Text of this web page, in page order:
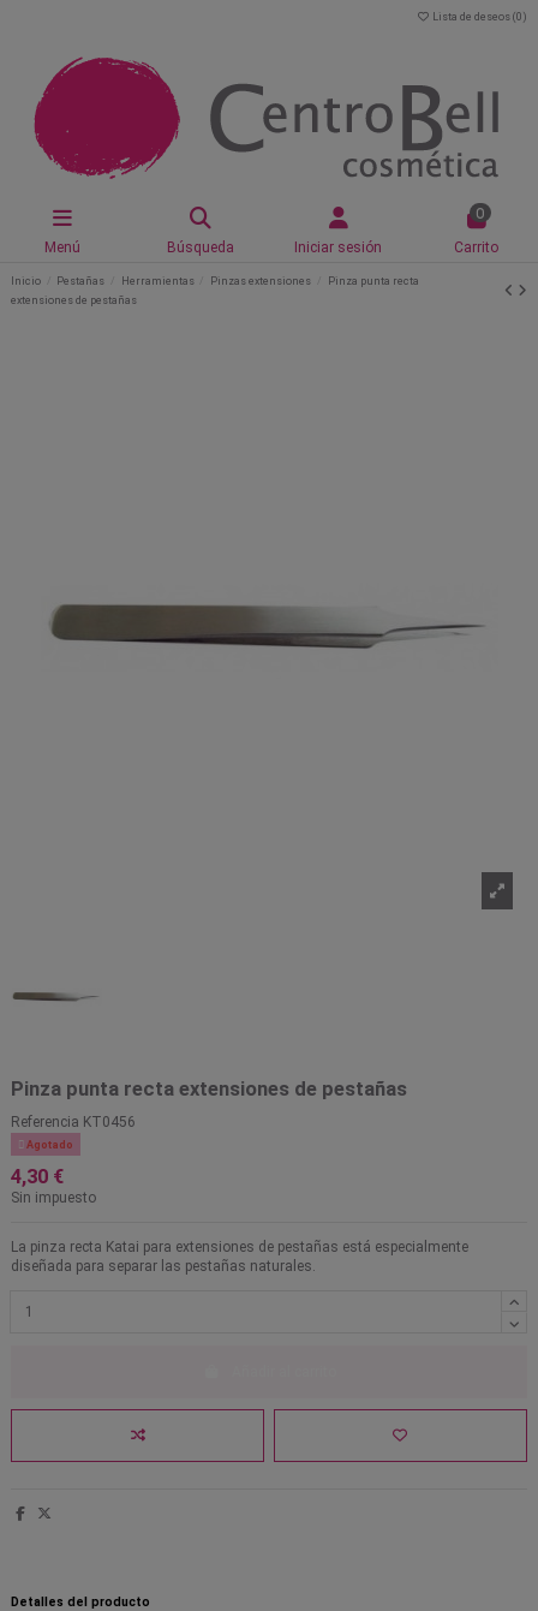
Lista de deseos (0 )
Menú Búsqueda Iniciar sesión
0
Carrito
Inicio Pestañas Herramientas Pinzas extensiones
Pinza punta recta
extensiones de pestañas
Pinza punta recta extensiones de pestañas
Referencia KT0456
 Agotado
4,30 €
Sin impuesto
La pinza recta Katai para extensiones de pestañas está especialmente
diseñada para separar las pestañas naturales.
Detalles del producto